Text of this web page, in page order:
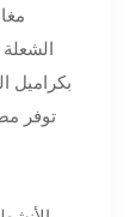
بكراميل